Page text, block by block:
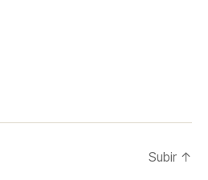
Subir ↑